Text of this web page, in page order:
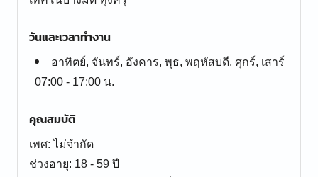
วันและเวลาทำงาน
อาทิตย์, จันทร์, อังคาร, พุธ, พฤหัสบดี, ศุกร์, เสาร์
07:00 - 17:00 น.
คุณสมบัติ
เพศ: ไม่จำกัด
ช่วงอายุ: 18 - 59 ปี